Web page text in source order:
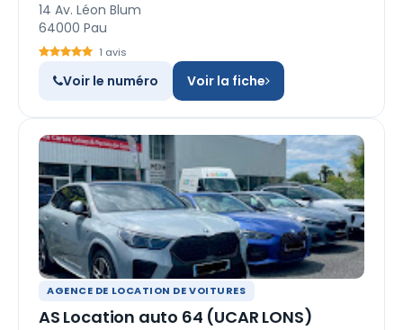
14 Av. Léon Blum
64000 Pau
1 avis
Voir le numéro Voir la fiche
AGENCE DE LOCATION DE VOITURES
AS Location auto 64 (UCAR LONS)